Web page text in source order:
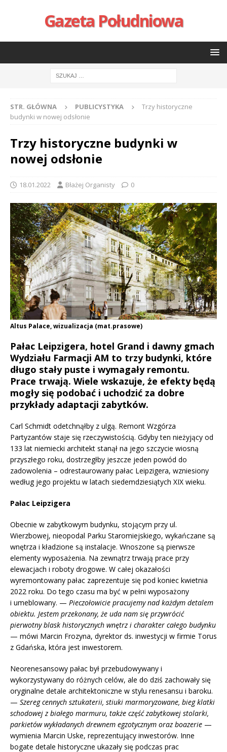
Gazeta Południowa
STR. GŁÓWNA PUBLICYSTYKA
Trzy historyczne
budynki w nowej odsłonie
Trzy historyczne budynki w
nowej odsłonie
18.01.2022 Błażej Organisty 0
Altus Palace, wizualizacja (mat.prasowe)
Pałac Leipzigera, hotel Grand i dawny gmach
Wydziału Farmacji AM to trzy budynki, które
długo stały puste i wymagały remontu.
Prace trwają. Wiele wskazuje, że efekty będą
mogły się podobać i uchodzić za dobre
przykłady adaptacji zabytków.
Carl Schmidt odetchnąłby z ulgą. Remont Wzgórza
Partyzantów staje się rzeczywistością. Gdyby ten nieżyjący od
133 lat niemiecki architekt stanął na jego szczycie wiosną
przyszłego roku, dostrzegłby jeszcze jeden powód do
zadowolenia – odrestaurowany pałac Leipzigera, wzniesiony
według jego projektu w latach siedemdziesiątych XIX wieku.
Pałac Leipzigera
Obecnie w zabytkowym budynku, stojącym przy ul.
Wierzbowej, nieopodal Parku Staromiejskiego, wykańczane są
wnętrza i kładzione są instalacje. Wnoszone są pierwsze
elementy wyposażenia. Na zewnątrz trwają prace przy
elewacjach i roboty drogowe. W całej okazałości
wyremontowany pałac zaprezentuje się pod koniec kwietnia
2022 roku. Do tego czasu ma być w pełni wyposażony
i umeblowany. — Pieczołowicie pracujemy nad każdym detalem
obiektu. Jestem przekonany, że uda nam się przywrócić
pierwotny blask historycznych wnętrz i charakter całego budynku
— mówi Marcin Frozyna, dyrektor ds. inwestycji w firmie Torus
z Gdańska, która jest inwestorem.
Neorenesansowy pałac był przebudowywany i
wykorzystywany do różnych celów, ale do dziś zachowały się
oryginalne detale architektoniczne w stylu renesansu i baroku.
— Szereg cennych sztukaterii, stiuki marmoryzowane, bieg klatki
schodowej z białego marmuru, także część zabytkowej stolarki,
parkietów wykładanych drewnem egzotycznym oraz boazerie —
wymienia Marcin Uske, reprezentujący inwestorów. Inne
bogate detale historyczne ukazały się podczas prac